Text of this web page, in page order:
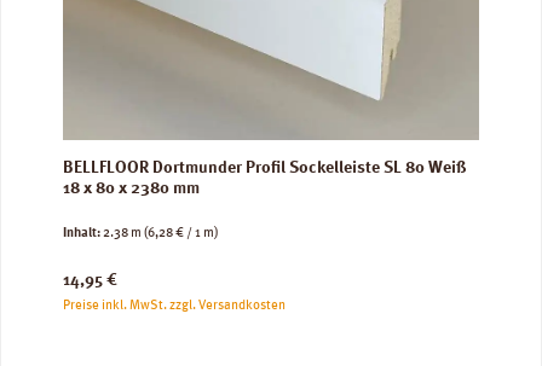
BELLFLOOR Dortmunder Profil Sockelleiste SL 80 Weiß
18 x 80 x 2380 mm
Inhalt:2.38 m (6,28 € / 1 m)
Regulärer Preis:
14,95 €
Preise inkl. MwSt. zzgl. Versandkosten